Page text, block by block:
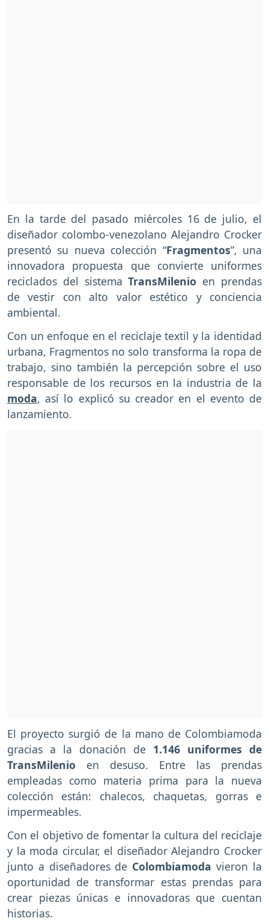
En la tarde del pasado miércoles 16 de julio, el
diseñador colombo-venezolano Alejandro Crocker
presentó su nueva colección “Fragmentos”, una
innovadora propuesta que convierte uniformes
reciclados del sistema TransMilenio en prendas
de vestir con alto valor estético y conciencia
ambiental.
Con un enfoque en el reciclaje textil y la identidad
urbana, Fragmentos no solo transforma la ropa de
trabajo, sino también la percepción sobre el uso
responsable de los recursos en la industria de la
moda, así lo explicó su creador en el evento de
lanzamiento.
El proyecto surgió de la mano de Colombiamoda
gracias a la donación de 1.146 uniformes de
TransMilenio en desuso. Entre las prendas
empleadas como materia prima para la nueva
colección están: chalecos, chaquetas, gorras e
impermeables.
Con el objetivo de fomentar la cultura del reciclaje
y la moda circular, el diseñador Alejandro Crocker
junto a diseñadores de Colombiamodavieron la
oportunidad de transformar estas prendas para
crear piezas únicas e innovadoras que cuentan
historias.